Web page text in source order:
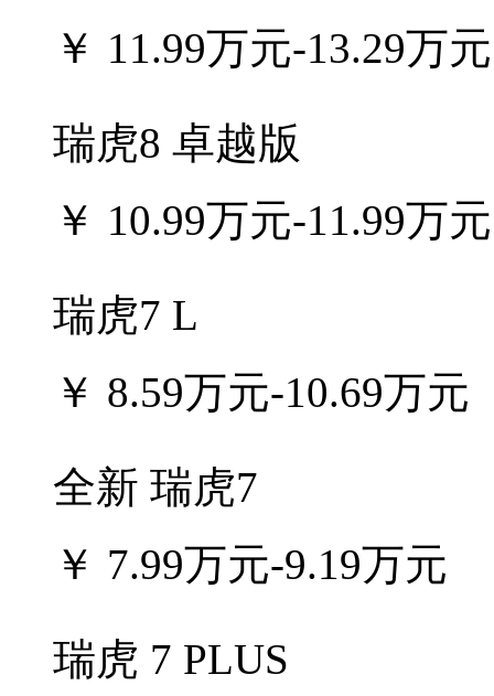
￥ 11.99万元-13.29万元
瑞虎8 卓越版
￥ 10.99万元-11.99万元
瑞虎7 L
￥ 8.59万元-10.69万元
全新 瑞虎7
￥ 7.99万元-9.19万元
瑞虎 7 PLUS